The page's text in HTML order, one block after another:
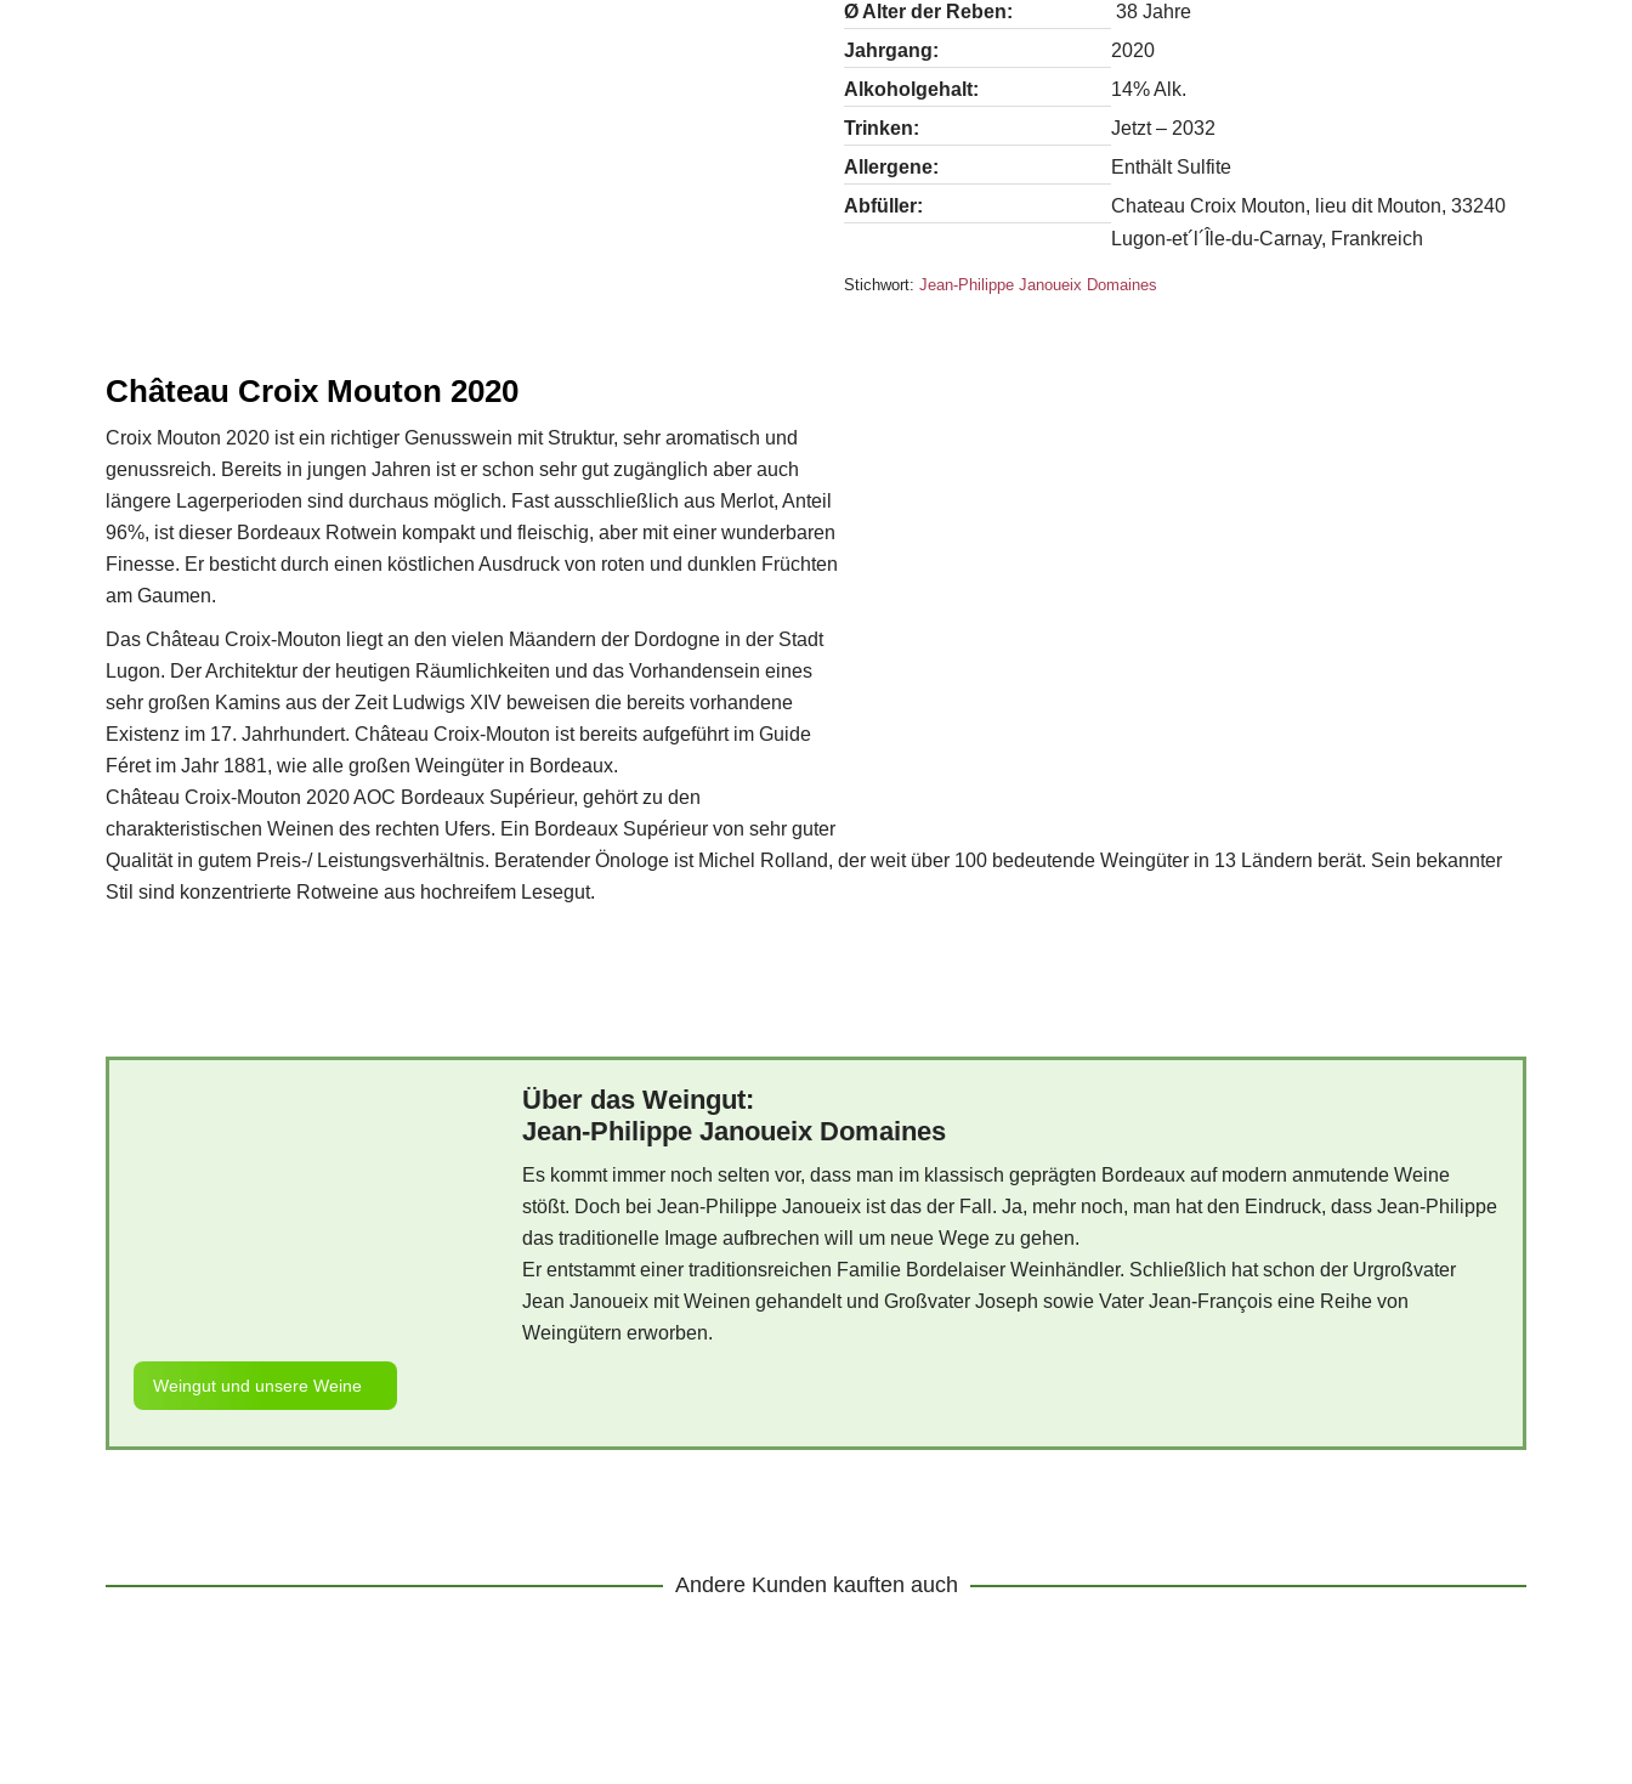
Ø Alter der Reben:
38 Jahre
Jahrgang:
2020
Alkoholgehalt:
14% Alk.
Trinken:
Jetzt – 2032
Allergene:
Enthält Sulfite
Abfüller:
Chateau Croix Mouton, lieu dit Mouton, 33240
Lugon-et´l´Île-du-Carnay, Frankreich
Stichwort:Jean-Philippe Janoueix Domaines
Château Croix Mouton 2020
Croix Mouton 2020 ist ein richtiger Genusswein mit Struktur, sehr aromatisch und
genussreich. Bereits in jungen Jahren ist er schon sehr gut zugänglich aber auch
längere Lagerperioden sind durchaus möglich. Fast ausschließlich aus Merlot, Anteil
96%, ist dieser Bordeaux Rotwein kompakt und fleischig, aber mit einer wunderbaren
Finesse. Er besticht durch einen köstlichen Ausdruck von roten und dunklen Früchten
am Gaumen.
Das Château Croix-Mouton liegt an den vielen Mäandern der Dordogne in der Stadt
Lugon. Der Architektur der heutigen Räumlichkeiten und das Vorhandensein eines
sehr großen Kamins aus der Zeit Ludwigs XIV beweisen die bereits vorhandene
Existenz im 17. Jahrhundert. Château Croix-Mouton ist bereits aufgeführt im Guide
Féret im Jahr 1881, wie alle großen Weingüter in Bordeaux.
Château Croix-Mouton 2020 AOC Bordeaux Supérieur, gehört zu den
charakteristischen Weinen des rechten Ufers. Ein Bordeaux Supérieur von sehr guter
Qualität in gutem Preis-/ Leistungsverhältnis. Beratender Önologe ist Michel Rolland, der weit über 100 bedeutende Weingüter in 13 Ländern berät. Sein bekannter
Stil sind konzentrierte Rotweine aus hochreifem Lesegut.
Über das Weingut:
Jean-Philippe Janoueix Domaines
Es kommt immer noch selten vor, dass man im klassisch geprägten Bordeaux auf modern anmutende Weine
stößt. Doch bei Jean-Philippe Janoueix ist das der Fall. Ja, mehr noch, man hat den Eindruck, dass Jean-Philippe
das traditionelle Image aufbrechen will um neue Wege zu gehen.
Er entstammt einer traditionsreichen Familie Bordelaiser Weinhändler. Schließlich hat schon der Urgroßvater
Jean Janoueix mit Weinen gehandelt und Großvater Joseph sowie Vater Jean-François eine Reihe von
Weingütern erworben.
Weingut und unsere Weine
Andere Kunden kauften auch